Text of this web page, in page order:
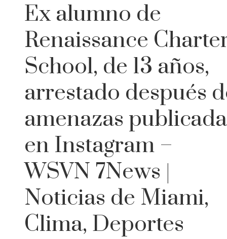
Ex alumno de
Renaissance
School, de 13 años,
arrestado después
amenazas
en Instagram –
WSVN 7News |
Noticias de Miami,
Clima, Deportes